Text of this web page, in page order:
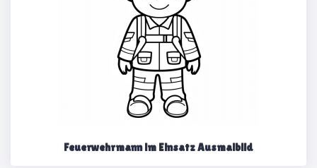
Feuerwehrmann im Einsatz Ausmalbild